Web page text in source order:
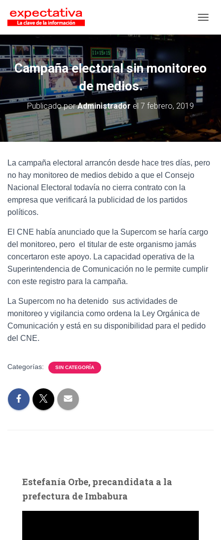
Campaña electoral sin monitoreo
de medios.
Publicado porAdministrador el 7 febrero, 2019
La campaña electoral arrancón desde hace tres días, pero
no hay monitoreo de medios debido a que el Consejo
Nacional Electoral todavía no cierra contrato con la
empresa que verificará la publicidad de los partidos
políticos.
El CNE había anunciado que la Supercom se haría cargo
del monitoreo, pero el titular de este organismo jamás
concertaron este apoyo. La capacidad operativa de la
Superintendencia de Comunicación no le permite cumplir
con este registro para la campaña.
La Supercom no ha detenido sus actividades de
monitoreo y vigilancia como ordena la Ley Orgánica de
Comunicación y está en su disponibilidad para el pedido
del CNE.
Categorías: SIN CATEGORÍA
Estefanía Orbe, precandidata a la
prefectura de Imbabura